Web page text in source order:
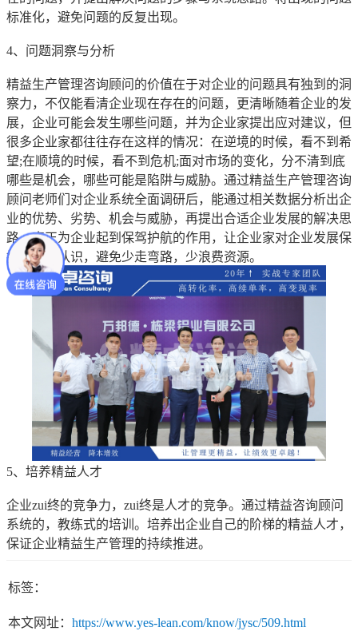
标准化，避免问题的反复出现。
4、问题洞察与分析
精益生产管理咨询顾问的价值在于对企业的问题具有独到的洞
察力，不仅能看清企业现在存在的问题，更清晰随着企业的发
展，企业可能会发生哪些问题，并为企业家提出应对建议，但
很多企业家都往往存在这样的情况：在逆境的时候，看不到希
望;在顺境的时候，看不到危机;面对市场的变化，分不清到底
哪些是机会，哪些可能是陷阱与威胁。通过精益生产管理咨询
顾问老师们对企业系统全面调研后，能通过相关数据分析出企
业的优势、劣势、机会与威胁，再提出合适企业发展的解决思
路，真正为企业起到保驾护航的作用，让企业家对企业发展保
持清醒的认识，避免少走弯路，少浪费资源。
5、培养精益人才
企业zui终的竞争力，zui终是人才的竞争。通过精益咨询顾问
系统的，教练式的培训。培养出企业自己的阶梯的精益人才，
保证企业精益生产管理的持续推进。
标签：
本文网址： https://www.yes-lean.com/know/jysc/509.html